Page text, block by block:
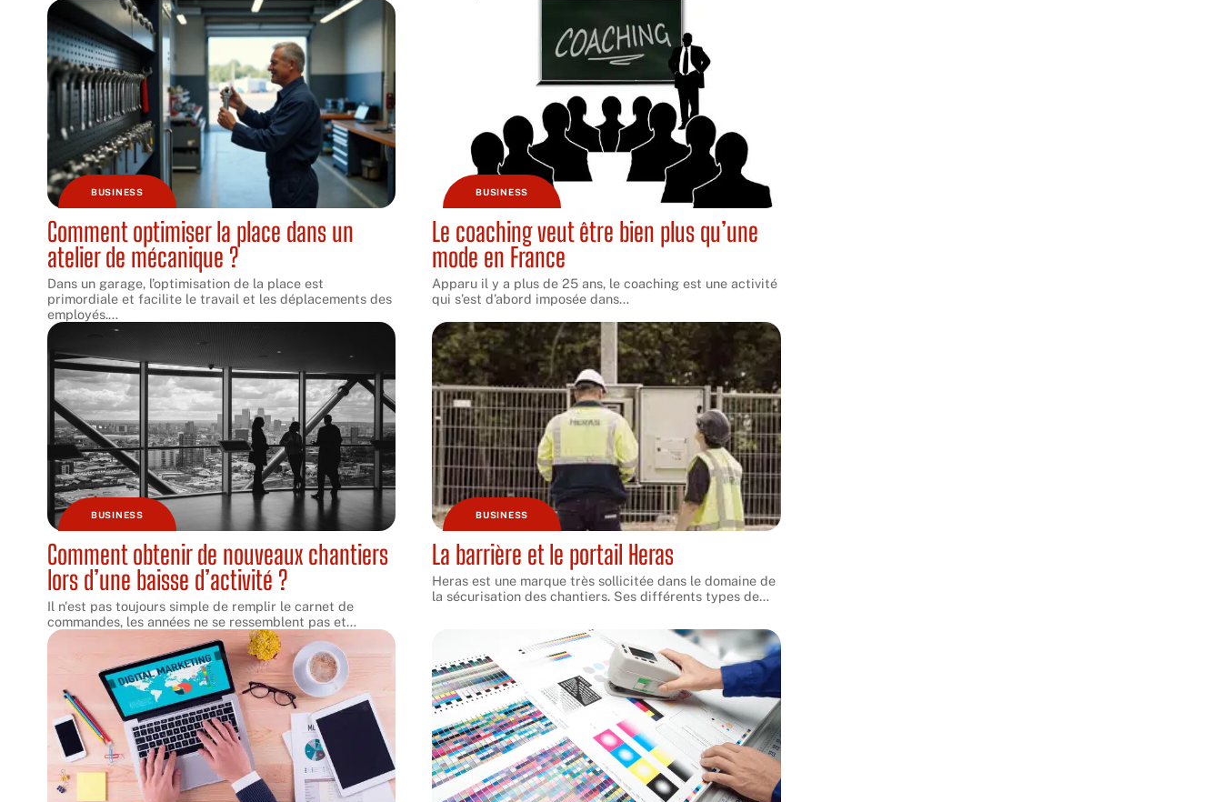
BUSINESS
Comment optimiser la place dans un
atelier de mécanique ?
‌‌‌Dans un garage, l’optimisation de la place est
primordiale et facilite le travail et les déplacements des
employés.…
BUSINESS
Le coaching veut être bien plus qu’une
mode en France
Apparu il y a plus de 25 ans, le coaching est une activité
qui s’est d’abord imposée dans…
BUSINESS
Comment obtenir de nouveaux chantiers
lors d’une baisse d’activité ?
Il n'est pas toujours simple de remplir le carnet de
commandes, les années ne se ressemblent pas et…
BUSINESS
La barrière et le portail Heras
Heras est une marque très sollicitée dans le domaine de
la sécurisation des chantiers. Ses différents types de…